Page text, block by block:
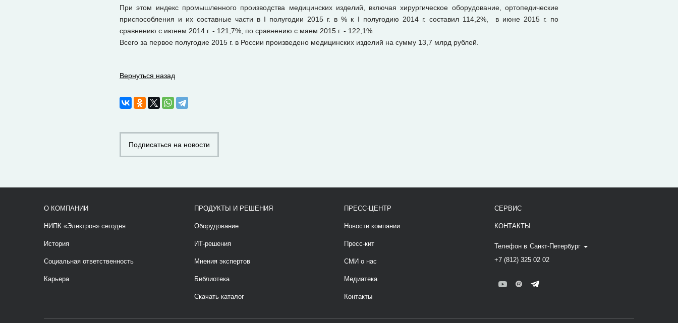
При этом индекс промышленного производства медицинских изделий, включая хирургическое оборудование, ортопедические
приспособления и их составные части в I полугодии 2015 г. в % к I полугодию 2014 г. составил 114,2%, в июне 2015 г. по
сравнению с июнем 2014 г. - 121,7%, по сравнению с маем 2015 г. - 122,1%.
Всего за первое полугодие 2015 г. в России произведено медицинских изделий на сумму 13,7 млрд рублей.
Вернуться назад
Подписаться на новости
О КОМПАНИИ
НИПК «Электрон» сегодня
История
Социальная ответственность
Карьера
ПРОДУКТЫ И РЕШЕНИЯ
Оборудование
ИТ-решения
Мнения экспертов
Библиотека
Скачать каталог
ПРЕСС-ЦЕНТР
Новости компании
Пресс-кит
СМИ о нас
Медиатека
Контакты
СЕРВИС
КОНТАКТЫ
Телефон в Санкт-Петербург
+7 (812) 325 02 02